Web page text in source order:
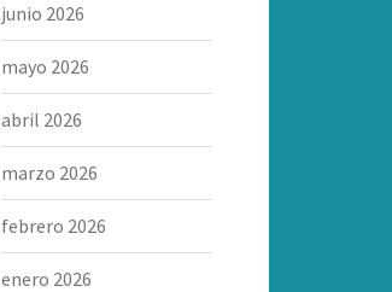
junio 2026
mayo 2026
abril 2026
marzo 2026
febrero 2026
enero 2026